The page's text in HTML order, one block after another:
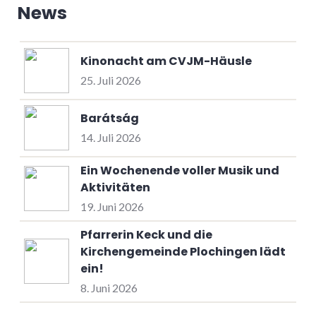
News
Kinonacht am CVJM-Häusle
25. Juli 2026
Barátság
14. Juli 2026
Ein Wochenende voller Musik und
Aktivitäten
19. Juni 2026
Pfarrerin Keck und die
Kirchengemeinde Plochingen lädt
ein!
8. Juni 2026